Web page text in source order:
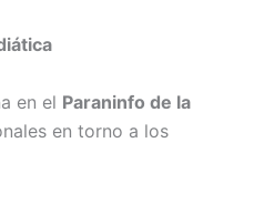
en el Paraninfo de la
en torno a los